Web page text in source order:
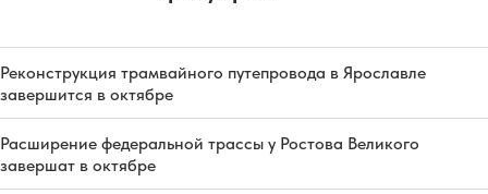
Реконструкция трамвайного путепровода в Ярославле
завершится в октябре
Расширение федеральной трассы у Ростова Великого
завершат в октябре